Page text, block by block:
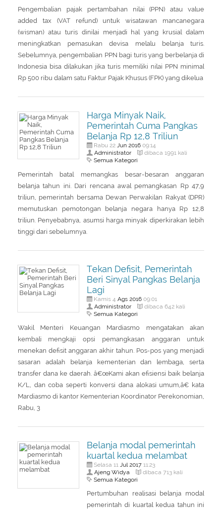
Pengembalian pajak pertambahan nilai (PPN) atau value
added tax (VAT refund) untuk wisatawan mancanegara
(wisman) atau turis dinilai menjadi hal yang krusial dalam
meningkatkan pemasukan devisa melalu belanja turis.
Sebelumnya, pengembalian PPN bagi turis yang berbelanja di
Indonesia bisa dilakukan jika turis memiliki nilai PPN minimal
Rp 500 ribu dalam satu Faktur Pajak Khusus (FPK) yang dikelua
Harga Minyak Naik,
Pemerintah Cuma Pangkas
Belanja Rp 12,8 Triliun
Rabu 22 Jun 201609:14
Administrator dibaca 1991 kali
Semua Kategori
Pemerintah batal memangkas besar-besaran anggaran
belanja tahun ini. Dari rencana awal pemangkasan Rp 47,9
triliun, pemerintah bersama Dewan Perwakilan Rakyat (DPR)
memutuskan pemotongan belanja negara hanya Rp 12,8
triliun. Penyebabnya, asumsi harga minyak diperkirakan lebih
tinggi dari sebelumnya.
Tekan Defisit, Pemerintah
Beri Sinyal Pangkas Belanja
Lagi
Kamis 4 Ags 201609:01
Administrator dibaca 642 kali
Semua Kategori
Wakil Menteri Keuangan Mardiasmo mengatakan akan
kembali mengkaji opsi pemangkasan anggaran untuk
menekan defisit anggaran akhir tahun. Pos-pos yang menjadi
sasaran adalah belanja kementerian dan lembaga, serta
transfer dana ke daerah. â€œKami akan efisiensi baik belanja
K/L, dan coba seperti konversi dana alokasi umum,â€ kata
Mardiasmo di kantor Kementerian Koordinator Perekonomian,
Rabu, 3
Belanja modal pemerintah
kuartal kedua melambat
Selasa 11 Jul 201711:23
Ajeng Widya dibaca 713 kali
Semua Kategori
Pertumbuhan realisasi belanja modal
pemerintah di kuartal kedua tahun ini